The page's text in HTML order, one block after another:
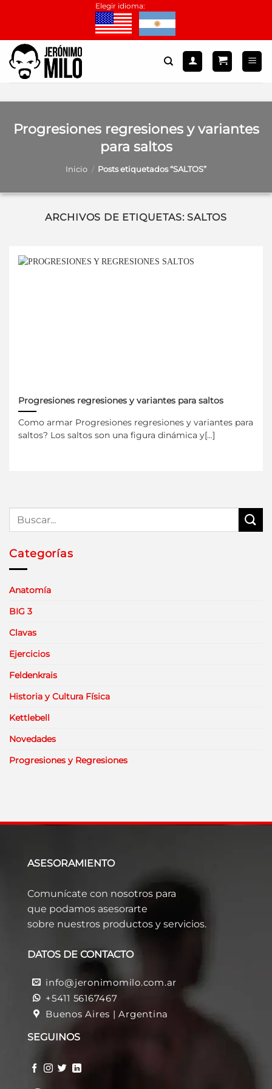
contenido
Elegir idioma:
Progresiones regresiones y variantes
para saltos
Inicio / Posts etiquetados “SALTOS”
ARCHIVOS DE ETIQUETAS:SALTOS
Progresiones regresiones y variantes para saltos
Como armar Progresiones regresiones y variantes para
saltos? Los saltos son una figura dinámica y[...]
Categorías
Anatomía
BIG 3
Clavas
Ejercicios
Feldenkrais
Historia y Cultura Física
Kettlebell
Novedades
Progresiones y Regresiones
ASESORAMIENTO
Comunícate con nosotros para
que podamos asesorarte
sobre nuestros productos y servicios.
DATOS DE CONTACTO
info@jeronimomilo.com.ar
+5411 56167467
Buenos Aires | Argentina
SEGUINOS